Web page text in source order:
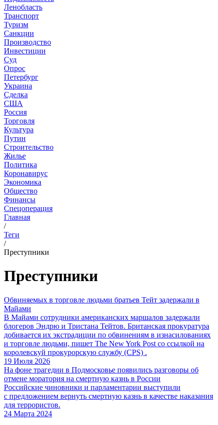
Ленобласть
Транспорт
Туризм
Санкции
Производство
Инвестиции
Суд
Опрос
Петербург
Украина
Сделка
США
Россия
Торговля
Культура
Путин
Строительство
Жилье
Политика
Коронавирус
Экономика
Общество
Финансы
Спецоперация
Главная
/
Теги
/
Преступники
Преступники
Обвиняемых в торговле людьми братьев Тейт задержали в
Майами
В Майами сотрудники американских маршалов задержали
блогеров Эндрю и Тристана Тейтов. Британская прокуратура
добивается их экстрадиции по обвинениям в изнасилованиях
и торговле людьми, пишет The New York Post со ссылкой на
королевскуй прокурорскую службу (CPS) .
19 Июля 2026
На фоне трагедии в Подмосковье появились разговоры об
отмене моратория на смертную казнь в России
Российские чиновники и парламентарии выступили
с предложением вернуть смертную казнь в качестве наказания
для террористов.
24 Марта 2024